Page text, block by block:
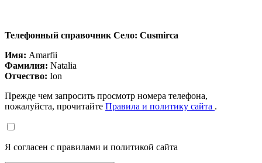
Телефонный справочник Село: Cusmirca
Имя: Amarfii
Фамилия: Natalia
Отчество: Ion
Прежде чем запросить просмотр номера телефона,
пожалуйста, прочитайте Правила и политику сайта .
Я согласен с правилами и политикой сайта